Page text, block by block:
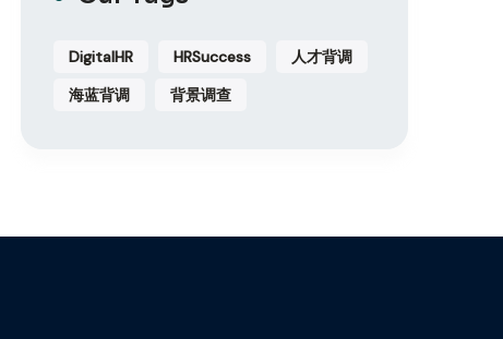
DigitalHR HRSuccess
人才背调
海蓝背调
背景调查